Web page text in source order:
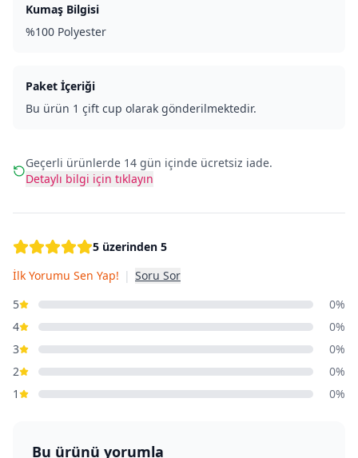
Kumaş Bilgisi
%100 Polyester
Paket İçeriği
Bu ürün 1 çift cup olarak gönderilmektedir.
Geçerli ürünlerde 14 gün içinde ücretsiz iade.
Detaylı bilgi için tıklayın
5 üzerinden 5
İlk Yorumu Sen Yap! | Soru Sor
5
0%
4
0%
3
0%
2
0%
1
0%
Bu ürünü yorumla